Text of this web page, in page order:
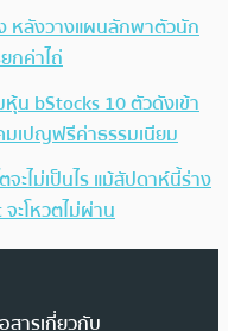
หลังวางแผนลักพาตัวนัก
กค่าไถ่
น bStocks 10 ตัวดังเข้า
เปญฟรีค่าธรรมเนียม
ะไม่เป็นไร แม้สัปดาห์นี้ร่าง
ะโหวตไม่ผ่าน
สารเกี่ยวกับ